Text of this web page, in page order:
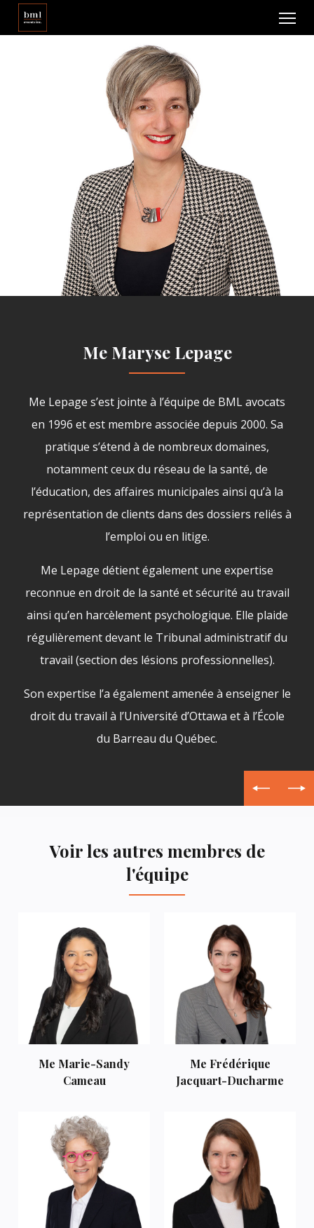
Me Maryse Lepage
Me Lepage s’est jointe à l’équipe de BML avocats
en 1996 et est membre associée depuis 2000. Sa
pratique s’étend à de nombreux domaines,
notamment ceux du réseau de la santé, de
l’éducation, des affaires municipales ainsi qu’à la
représentation de clients dans des dossiers reliés à
l’emploi ou en litige.
Me Lepage détient également une expertise
reconnue en droit de la santé et sécurité au travail
ainsi qu’en harcèlement psychologique. Elle plaide
régulièrement devant le Tribunal administratif du
travail (section des lésions professionnelles).
Son expertise l’a également amenée à enseigner le
droit du travail à l’Université d’Ottawa et à l’École
du Barreau du Québec.
Voir les autres membres de
l'équipe
Me Marie-Sandy
Cameau
Me Frédérique
Jacquart-Ducharme